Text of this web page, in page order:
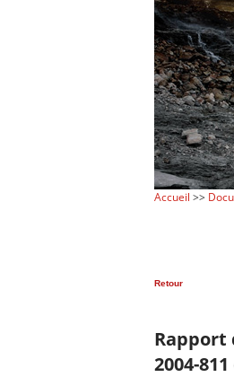
Accueil >>
Retour
Rapport
2004-